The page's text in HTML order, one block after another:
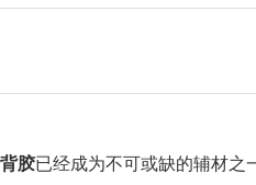
胶已经成为不可或缺的辅材之